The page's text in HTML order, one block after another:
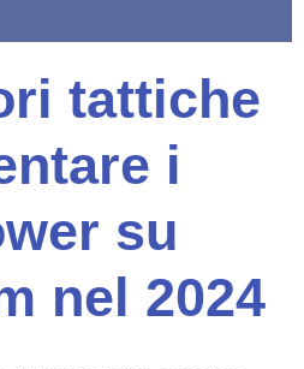
tattiche
i
su
nel 2024